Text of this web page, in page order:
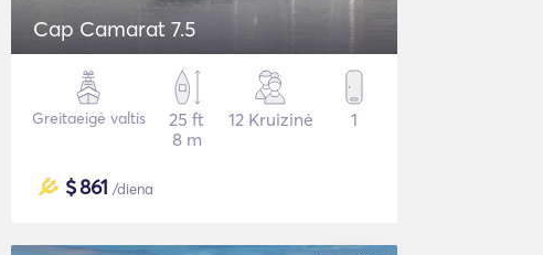
Cap Camarat 7.5
Greitaeigė valtis
25 ft
8 m
12 Kruizinė 1
$861 /diena